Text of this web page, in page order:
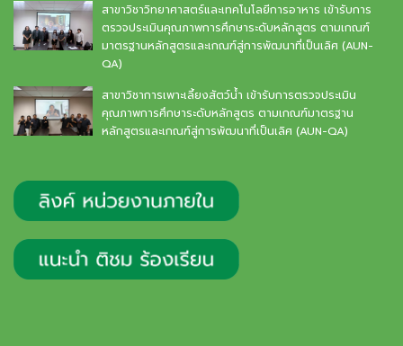
สาขาวิชาวิทยาศาสตร์และเทคโนโลยีการอาหาร เข้ารับการ
ตรวจประเมินคุณภาพการศึกษาระดับหลักสูตร ตามเกณฑ์
มาตรฐานหลักสูตรและเกณฑ์สู่การพัฒนาที่เป็นเลิศ (AUN-
QA)
สาขาวิชาการเพาะเลี้ยงสัตว์น้ำ เข้ารับการตรวจประเมิน
คุณภาพการศึกษาระดับหลักสูตร ตามเกณฑ์มาตรฐาน
หลักสูตรและเกณฑ์สู่การพัฒนาที่เป็นเลิศ (AUN-QA)